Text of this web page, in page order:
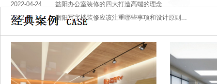
2022-04-24 益阳办公室装修的四大打造高端的理念...
2022-04-14 衡阳写字楼装修应该注重哪些事项和设计原则...